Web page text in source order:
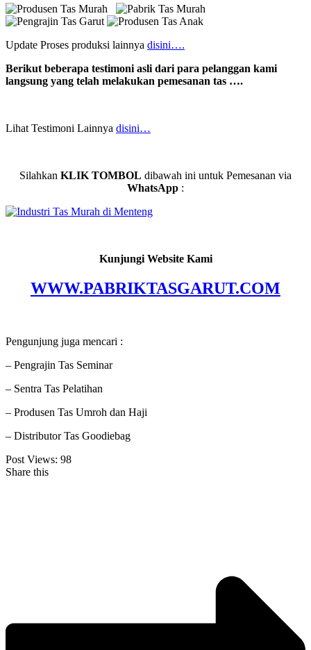
Update Proses produksi lainnya disini….
Berikut beberapa testimoni asli dari para pelanggan kami
langsung yang telah melakukan pemesanan tas ….
Lihat Testimoni Lainnya disini…
Silahkan KLIK TOMBOL dibawah ini untuk Pemesanan via
WhatsApp :
Kunjungi Website Kami
WWW.PABRIKTASGARUT.COM
Pengunjung juga mencari :
– Pengrajin Tas Seminar
– Sentra Tas Pelatihan
– Produsen Tas Umroh dan Haji
– Distributor Tas Goodiebag
Post Views: 98
Share this